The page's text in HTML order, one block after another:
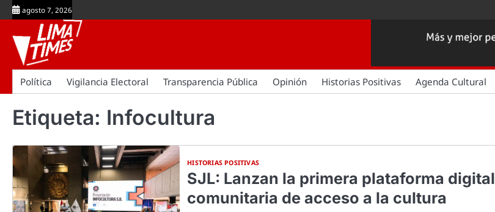
Skip
to
content
agosto 7, 2026
Política Vigilancia Electoral Transparencia Pública Opinión Historias Positivas Agenda Cultural
Etiqueta: Infocultura
HISTORIAS POSITIVAS
SJL: Lanzan la primera plataforma digital
comunitaria de acceso a la cultura